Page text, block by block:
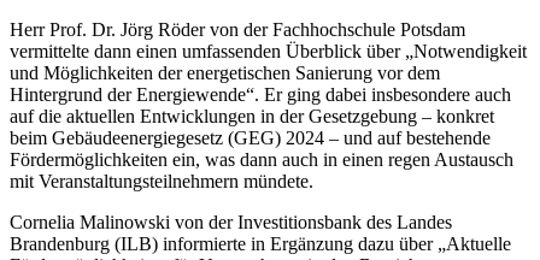
Herr Prof. Dr. Jörg Röder von der Fachhochschule Potsdam
vermittelte dann einen umfassenden Überblick über „Notwendigkeit
und Möglichkeiten der energetischen Sanierung vor dem
Hintergrund der Energiewende“. Er ging dabei insbesondere auch
auf die aktuellen Entwicklungen in der Gesetzgebung – konkret
beim Gebäudeenergiegesetz (GEG) 2024 – und auf bestehende
Fördermöglichkeiten ein, was dann auch in einen regen Austausch
mit Veranstaltungsteilnehmern mündete.
Cornelia Malinowski von der Investitionsbank des Landes
Brandenburg (ILB) informierte in Ergänzung dazu über „Aktuelle